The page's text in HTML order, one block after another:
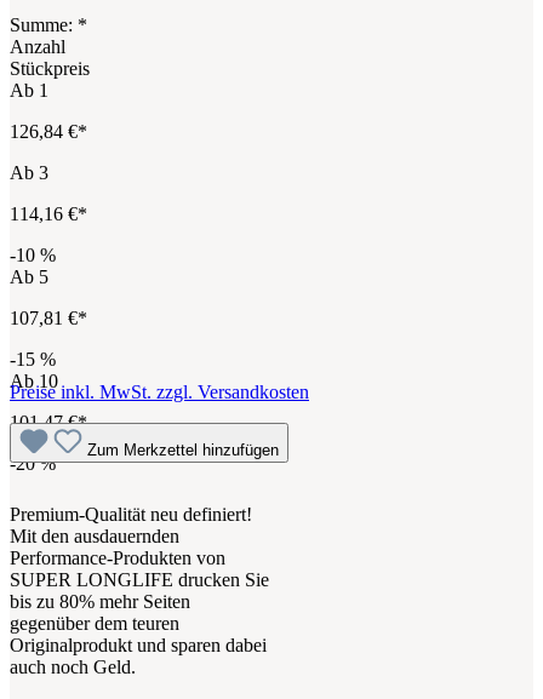
Summe: *
Anzahl
Stückpreis
Ab 1
126,84 €*
Ab 3
114,16 €*
-10 %
Ab 5
107,81 €*
-15 %
Ab10
101,47 €*
-20%
Preise inkl. MwSt. zzgl. Versandkosten
Zum Merkzettel hinzufügen
Premium-Qualität neu definiert!
Mit den ausdauernden
Performance-Produkten von
SUPER LONGLIFE drucken Sie
bis zu 80% mehr Seiten
gegenüber dem teuren
Originalprodukt und sparen dabei
auch noch Geld.